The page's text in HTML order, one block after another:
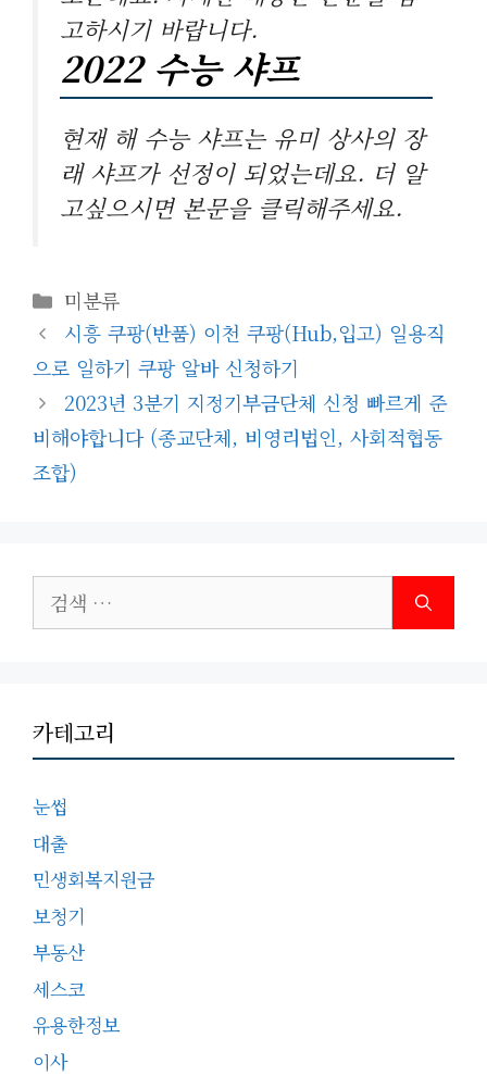
고하시기 바랍니다.
2022 수능 샤프
현재 해 수능 샤프는 유미 상사의 장
래 샤프가 선정이 되었는데요. 더 알
고싶으시면 본문을 클릭해주세요.
카
테
고
미분류
시흥 쿠팡(반품) 이천 쿠팡(hub,입고) 일용직
으로 일하기 쿠팡 알바 신청하기
2023년 3분기 지정기부금단체 신청 빠르게 준
비해야합니다 (종교단체, 비영리법인, 사회적협동
조합)
색:
카테고리
눈썹
대출
민생회복지원금
보청기
부동산
세스코
유용한정보
이사